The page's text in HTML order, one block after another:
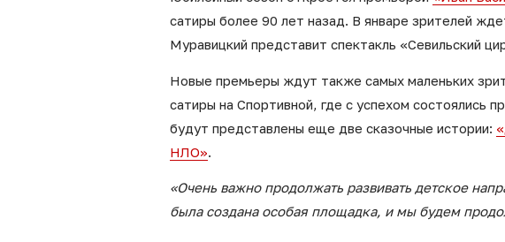
сатиры более 90 лет назад. В январе зрителей
Муравицкий представит спектакль «Севильский
Новые премьеры ждут также самых маленьких
сатиры на Спортивной, где с успехом состоялись
будут представлены еще две сказочные истории:
НЛО».
«Очень важно продолжать развивать детское
была создана особая площадка, и мы будем